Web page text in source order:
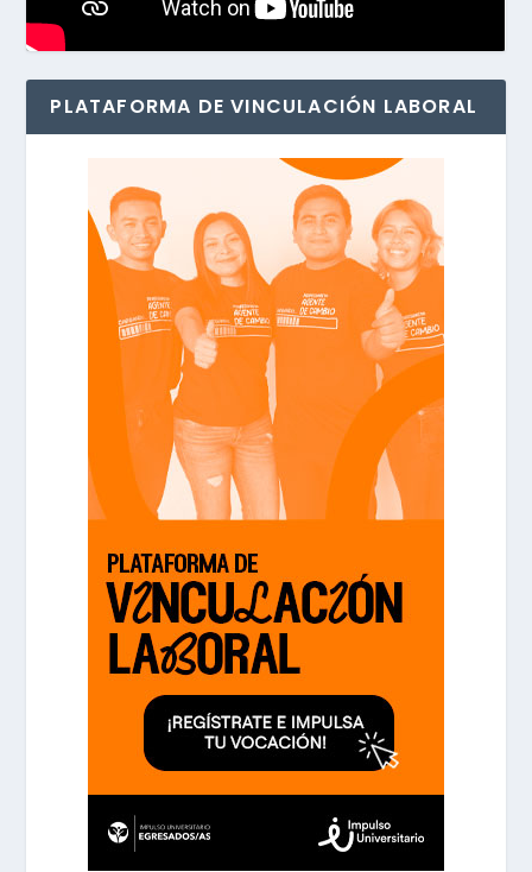
PLATAFORMA DE VINCULACIÓN LABORAL